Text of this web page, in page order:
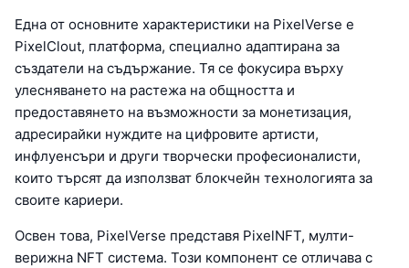
Една от основните характеристики на PixelVerse е
PixelClout, платформа, специално адаптирана за
създатели на съдържание. Тя се фокусира върху
улесняването на растежа на общността и
предоставянето на възможности за монетизация,
адресирайки нуждите на цифровите артисти,
инфлуенсъри и други творчески професионалисти,
които търсят да използват блокчейн технологията за
своите кариери.
Освен това, PixelVerse представя PixelNFT, мулти-
верижна NFT система. Този компонент се отличава с